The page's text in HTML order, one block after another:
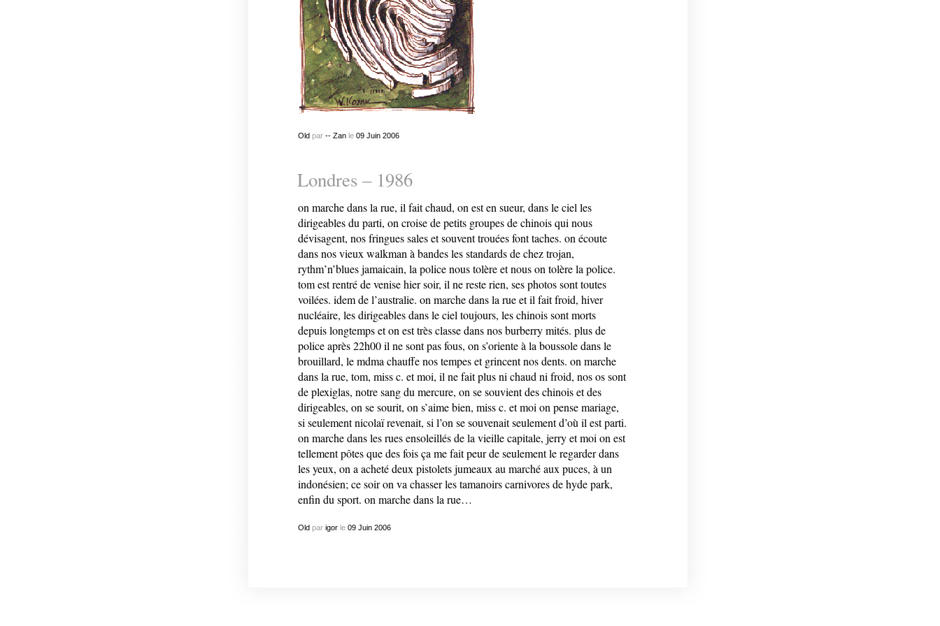
Oldpar -- Zanle 09 Juin 2006
Londres – 1986
on marche dans la rue, il fait chaud, on est en sueur, dans le ciel les
dirigeables du parti, on croise de petits groupes de chinois qui nous
dévisagent, nos fringues sales et souvent trouées font taches. on écoute
dans nos vieux walkman à bandes les standards de chez trojan,
rythm’n’blues jamaicain, la police nous tolère et nous on tolère la police.
tom est rentré de venise hier soir, il ne reste rien, ses photos sont toutes
voilées. idem de l’australie. on marche dans la rue et il fait froid, hiver
nucléaire, les dirigeables dans le ciel toujours, les chinois sont morts
depuis longtemps et on est très classe dans nos burberry mités. plus de
police après 22h00 il ne sont pas fous, on s’oriente à la boussole dans le
brouillard, le mdma chauffe nos tempes et grincent nos dents. on marche
dans la rue, tom, miss c. et moi, il ne fait plus ni chaud ni froid, nos os sont
de plexiglas, notre sang du mercure, on se souvient des chinois et des
dirigeables, on se sourit, on s’aime bien, miss c. et moi on pense mariage,
si seulement nicolaï revenait, si l’on se souvenait seulement d’où il est parti.
on marche dans les rues ensoleillés de la vieille capitale, jerry et moi on est
tellement pôtes que des fois ça me fait peur de seulement le regarder dans
les yeux, on a acheté deux pistolets jumeaux au marché aux puces, à un
indonésien; ce soir on va chasser les tamanoirs carnivores de hyde park,
enfin du sport. on marche dans la rue…
Oldpar igorle 09 Juin 2006